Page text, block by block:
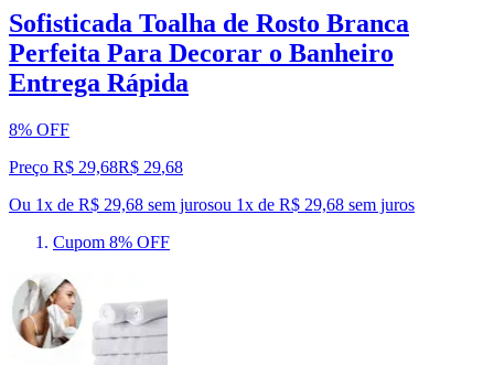
Sofisticada Toalha de Rosto Branca
Perfeita Para Decorar o Banheiro
Entrega Rápida
8% OFF
Preço R$ 29,68R$ 29,68
Ou 1x de R$ 29,68 sem jurosou 1x de R$ 29,68 sem juros
Cupom 8% OFF